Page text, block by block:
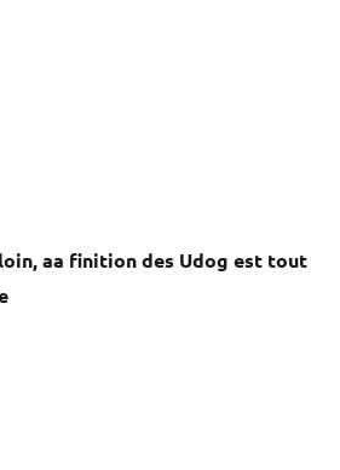
aa finition des Udog est tout